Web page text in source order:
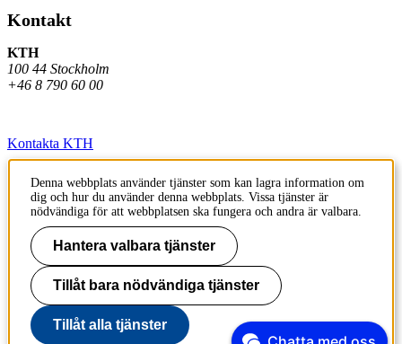
Kontakt
KTH
100 44 Stockholm
+46 8 790 60 00
Kontakta KTH
Jobba på KTH
Press och media
Faktura och betalning KTH
Om KTH:s webbplatser
Tillgänglighetsredogörelse
Denna webbplats använder tjänster som kan lagra information om
dig och hur du använder denna webbplats. Vissa tjänster är
nödvändiga för att webbplatsen ska fungera och andra är valbara.
Hantera valbara tjänster
Tillåt bara nödvändiga tjänster
Tillåt alla tjänster